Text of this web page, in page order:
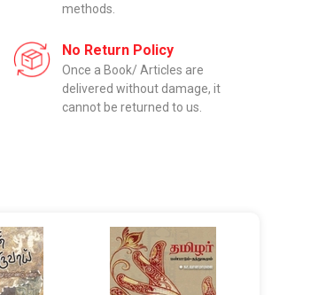
methods.
No Return Policy
Once a Book/ Articles are
delivered without damage, it
cannot be returned to us.